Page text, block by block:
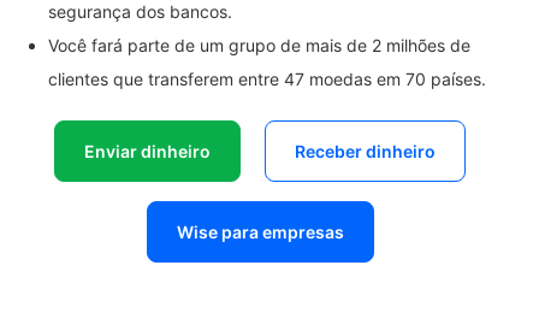
segurança dos bancos.
Você fará parte de um grupo de mais de 2 milhões de
clientes que transferem entre 47 moedas em 70 países.
Enviar dinheiro Receber dinheiro
Wise para empresas